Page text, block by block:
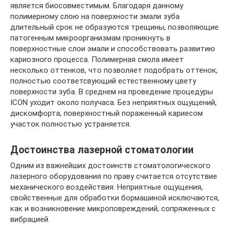
является биосовместимым. Благодаря данному
полимерному слою на поверхности эмали зуба
длительный срок не образуются трещины, позволяющие
патогенным микроорганизмам проникнуть в
поверхностные слои эмали и способствовать развитию
кариозного процесса. Полимерная смола имеет
несколько оттенков, что позволяет подобрать оттенок,
полностью соответсвующий естественному цвету
поверхности зуба. В среднем на проведение процедуры
ICON уходит около получаса. Без неприятных ощущений,
дискомфорта, поверхностный пораженный кариесом
участок полностью устраняется.
Достоинства лазерной стоматологии
Одним из важнейших достоинств стоматологического
лазерного оборудования по праву считается отсутствие
механического воздействия. Неприятные ощущения,
свойственные для обработки бормашиной исключаются,
как и возникновение микроповреждений, сопряженных с
вибрацией.